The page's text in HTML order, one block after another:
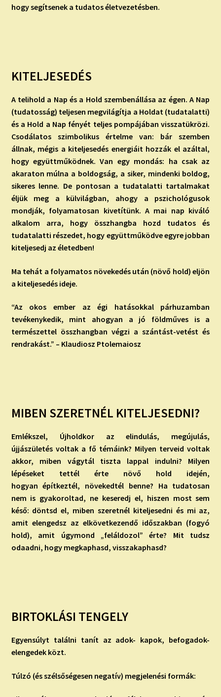
hogy segítsenek a tudatos életvezetésben.
KITELJESEDÉS
A telihold a Nap és a Hold szembenállása az égen. A Nap
(tudatosság) teljesen megvilágítja a Holdat (tudatalatti)
és a Hold a Nap fényét teljes pompájában visszatükrözi.
Csodálatos szimbolikus értelme van: bár szemben
állnak, mégis a kiteljesedés energiáit hozzák el azáltal,
hogy együttműködnek. Van egy mondás: ha csak az
akaraton múlna a boldogság, a siker, mindenki boldog,
sikeres lenne. De pontosan a tudatalatti tartalmakat
éljük meg a külvilágban, ahogy a pszichológusok
mondják, folyamatosan kivetítünk. A mai nap kiváló
alkalom arra, hogy összhangba hozd tudatos és
tudatalatti részedet, hogy együttműködve egyre jobban
kiteljesedj az életedben!
Ma tehát a folyamatos növekedés után (növő hold) eljön
a kiteljesedés ideje.
“Az okos ember az égi hatásokkal párhuzamban
tevékenykedik, mint ahogyan a jó földműves is a
természettel összhangban végzi a szántást-vetést és
rendrakást.” – Klaudiosz Ptolemaiosz
MIBEN SZERETNÉL KITELJESEDNI?
Emlékszel, Újholdkor az elindulás, megújulás,
újjászületés voltak a fő témáink? Milyen terveid voltak
akkor, miben vágytál tiszta lappal indulni? Milyen
lépéseket tettél érte növő hold idején,
hogyan építkeztél, növekedtél benne? Ha tudatosan
nem is gyakoroltad, ne keseredj el, hiszen most sem
késő: döntsd el, miben szeretnél kiteljesedni és mi az,
amit elengedsz az elkövetkezendő időszakban (fogyó
hold), amit úgymond „feláldozol” érte? Mit tudsz
odaadni, hogy megkaphasd, visszakaphasd?
BIRTOKLÁSI TENGELY
Egyensúlyt találni tanít az adok- kapok, befogadok-
elengedek közt.
Túlzó (és szélsőségesen negatív) megjelenési formák: